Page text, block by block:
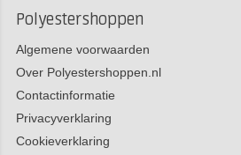
Polyestershoppen
Algemene voorwaarden
Over Polyestershoppen.nl
Contactinformatie
Privacyverklaring
Cookieverklaring